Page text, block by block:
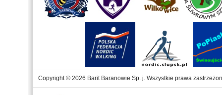
Copyright © 2026 Barit Baranowie Sp. j. Wszystkie prawa